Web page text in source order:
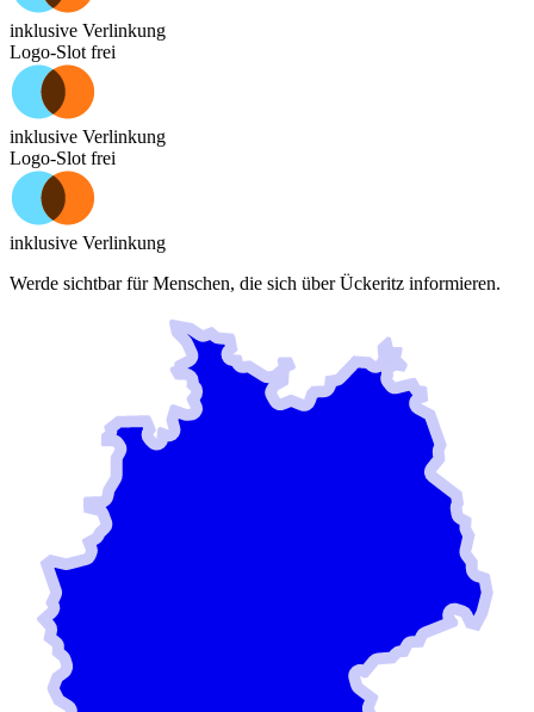
inklusive Verlinkung
Logo-Slot frei
inklusive Verlinkung
Logo-Slot frei
inklusive Verlinkung
Werde sichtbar für Menschen, die sich überÜckeritz informieren.